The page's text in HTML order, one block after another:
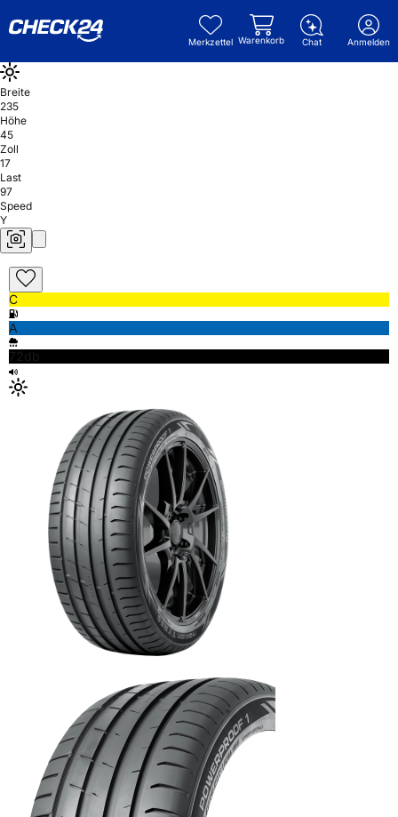
Merkzettel Warenkorb Chat Anmelden
Breite
235
Höhe
45
Zoll
17
Last
97
Speed
Y
C
A
72db